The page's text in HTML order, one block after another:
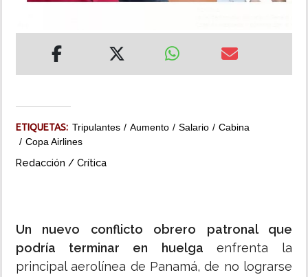
ETIQUETAS: Tripulantes Aumento Salario
Cabina
Copa Airlines
Redacción / Crítica
Un nuevo conflicto obrero patronal que
podría terminar en huelga enfrenta la
principal aerolínea de Panamá, de no lograrse